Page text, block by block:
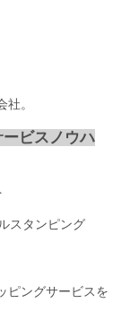
。
ビスノウハ
スタンピング
ピングサービスを